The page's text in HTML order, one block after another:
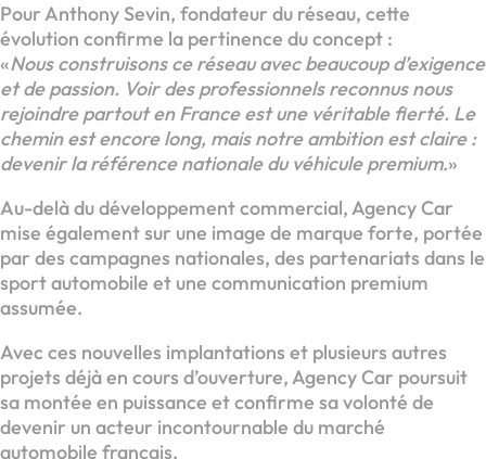
Pour Anthony Sevin, fondateur du réseau, cette
évolution confirme la pertinence du concept :
«Nous construisons ce réseau avec beaucoup d’exigence
et de passion. Voir des professionnels reconnus nous
rejoindre partout en France est une véritable fierté. Le
chemin est encore long, mais notre ambition est claire :
devenir la référence nationale du véhicule premium.»
Au-delà du développement commercial, Agency Car
mise également sur une image de marque forte, portée
par des campagnes nationales, des partenariats dans le
sport automobile et une communication premium
assumée.
Avec ces nouvelles implantations et plusieurs autres
projets déjà en cours d’ouverture, Agency Car poursuit
sa montée en puissance et confirme sa volonté de
devenir un acteur incontournable du marché
automobile français.